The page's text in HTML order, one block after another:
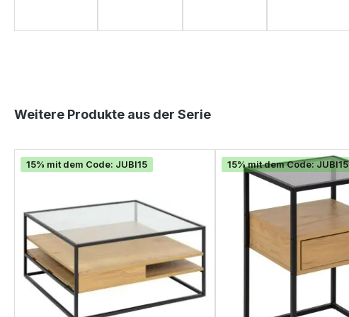
Produktgalerie überspringen
Weitere Produkte aus der Serie
15% mit dem Code: JUBI15 15% mit dem Code: JUBI15